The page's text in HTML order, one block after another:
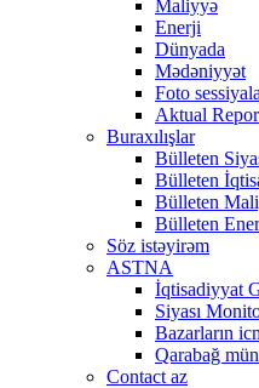
Maliyyə
Enerji
Dünyada
Mədəniyyət
Foto
Aktual
Buraxılışlar
Bülleten
Bülleten
Bülleten
Bülleten
Söz istəyirəm
ASTNA
İqtisadiyyat
Siyası
Bazarların
Qarabağ
Contact az